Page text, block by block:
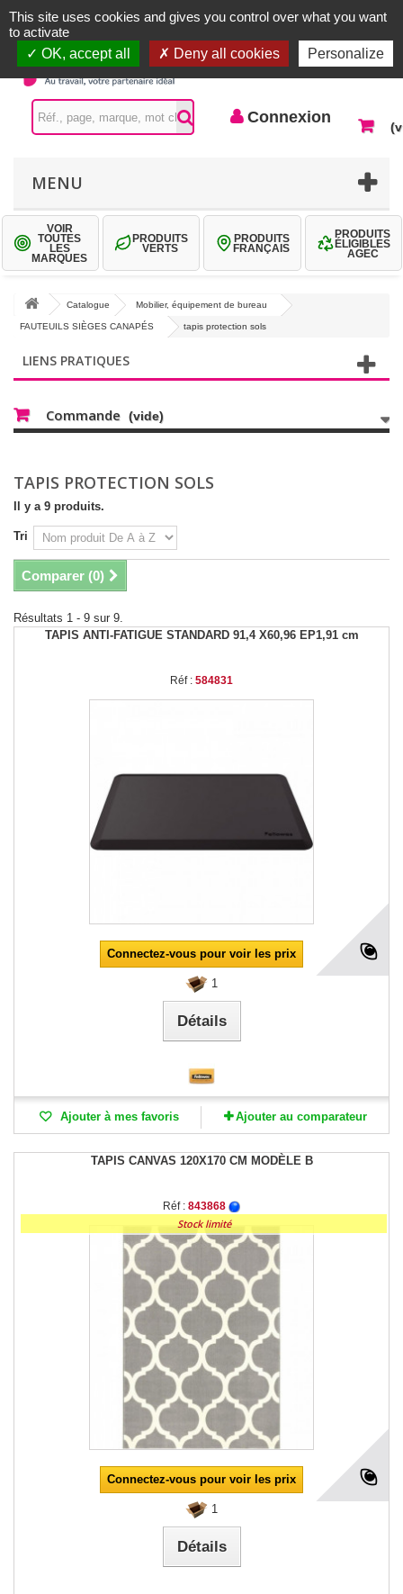
Contactez-nous
Connexion
MENU
VOIR
TOUTES
LES
MARQUES
PRODUITS
VERTS
PRODUITS
FRANÇAIS
PRODUITS
ÉLIGIBLES
AGEC
Catalogue Mobilier, équipement de bureau
FAUTEUILS SIÈGES CANAPÉS tapis protection sols
LIENS PRATIQUES
Commande (vide)
TAPIS PROTECTION SOLS
Il y a 9 produits.
Tri
Comparer (0)
Résultats 1 - 9 sur 9.
TAPIS ANTI-FATIGUE STANDARD 91,4 X60,96 EP1,91 cm
Réf : 584831
Connectez-vous pour voir les prix
1
Détails
Ajouter à mes favoris Ajouter au comparateur
TAPIS CANVAS 120X170 CM MODÈLE B
Réf : 843868
Stock limité
Connectez-vous pour voir les prix
1
Détails
This site uses cookies and gives you control over what you want
to activate
OK, accept all
Deny all cookies Personalize